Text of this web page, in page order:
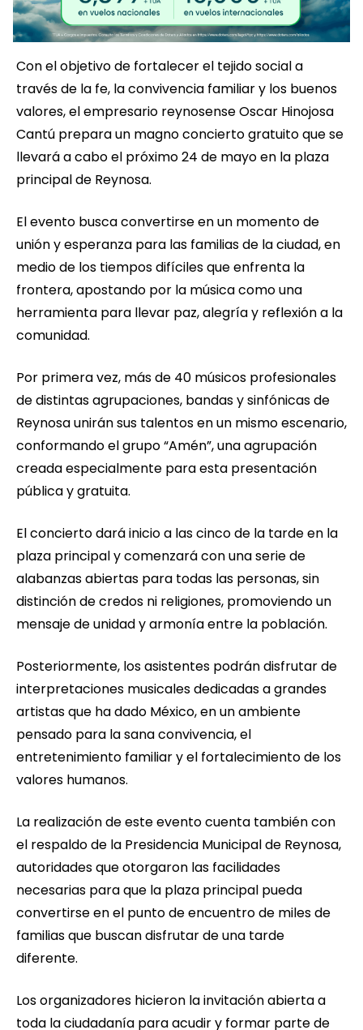
Con el objetivo de fortalecer el tejido social a
través de la fe, la convivencia familiar y los buenos
valores, el empresario reynosense Oscar Hinojosa
Cantú prepara un magno concierto gratuito que se
llevará a cabo el próximo 24 de mayo en la plaza
principal de Reynosa.
El evento busca convertirse en un momento de
unión y esperanza para las familias de la ciudad, en
medio de los tiempos difíciles que enfrenta la
frontera, apostando por la música como una
herramienta para llevar paz, alegría y reflexión a la
comunidad.
Por primera vez, más de 40 músicos profesionales
de distintas agrupaciones, bandas y sinfónicas de
Reynosa unirán sus talentos en un mismo escenario,
conformando el grupo “Amén”, una agrupación
creada especialmente para esta presentación
pública y gratuita.
El concierto dará inicio a las cinco de la tarde en la
plaza principal y comenzará con una serie de
alabanzas abiertas para todas las personas, sin
distinción de credos ni religiones, promoviendo un
mensaje de unidad y armonía entre la población.
Posteriormente, los asistentes podrán disfrutar de
interpretaciones musicales dedicadas a grandes
artistas que ha dado México, en un ambiente
pensado para la sana convivencia, el
entretenimiento familiar y el fortalecimiento de los
valores humanos.
La realización de este evento cuenta también con
el respaldo de la Presidencia Municipal de Reynosa,
autoridades que otorgaron las facilidades
necesarias para que la plaza principal pueda
convertirse en el punto de encuentro de miles de
familias que buscan disfrutar de una tarde
diferente.
Los organizadores hicieron la invitación abierta a
toda la ciudadanía para acudir y formar parte de